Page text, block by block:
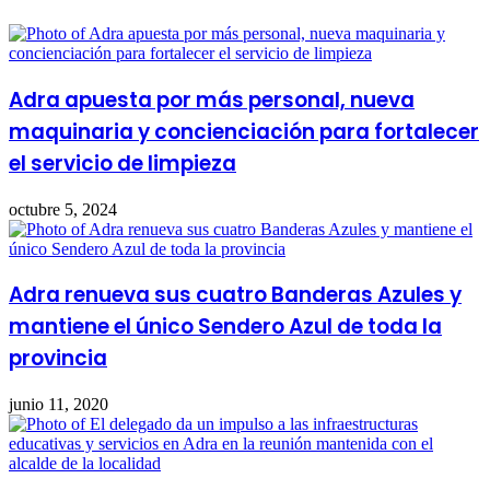
Adra apuesta por más personal, nueva
maquinaria y concienciación para fortalecer
el servicio de limpieza
octubre 5, 2024
Adra renueva sus cuatro Banderas Azules y
mantiene el único Sendero Azul de toda la
provincia
junio 11, 2020